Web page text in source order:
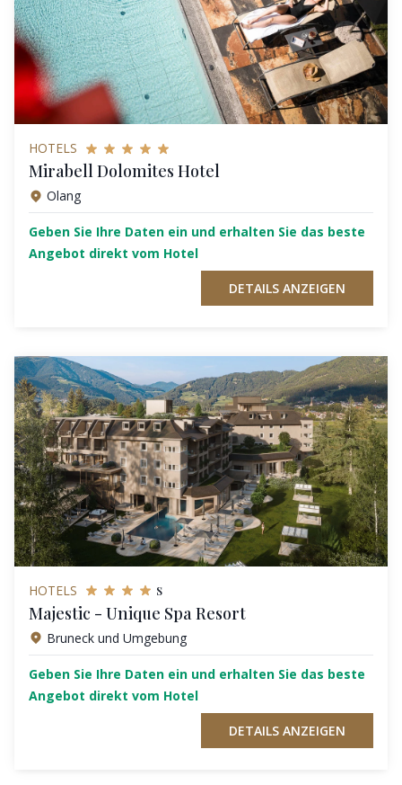
HOTELS
Mirabell Dolomites Hotel
Olang
Geben Sie Ihre Daten ein und erhalten Sie das beste
Angebot direkt vom Hotel
DETAILS ANZEIGEN
HOTELS s
Majestic - Unique Spa Resort
Bruneck und Umgebung
Geben Sie Ihre Daten ein und erhalten Sie das beste
Angebot direkt vom Hotel
DETAILS ANZEIGEN